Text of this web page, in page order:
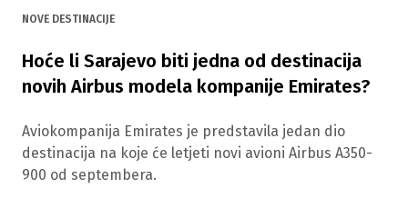
NOVE DESTINACIJE
Hoće li Sarajevo biti jedna od destinacija
novih Airbus modela kompanije Emirates?
Aviokompanija Emirates je predstavila jedan dio
destinacija na koje će letjeti novi avioni Airbus A350-
900 od septembera.